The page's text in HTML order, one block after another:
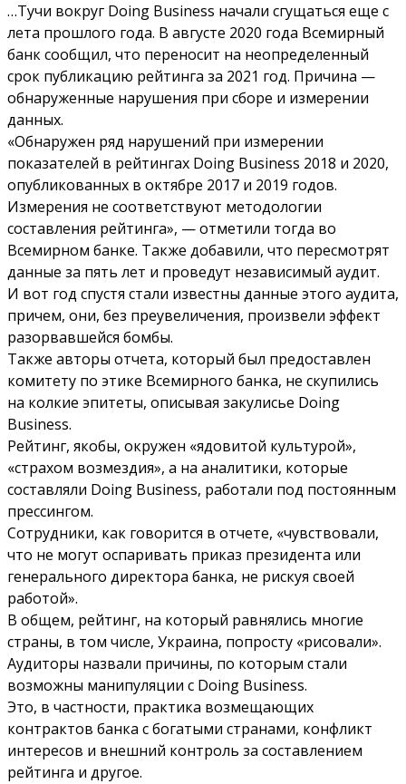
…Тучи вокруг Doing Business начали сгущаться еще с
лета прошлого года. В августе 2020 года Всемирный
банк сообщил, что переносит на неопределенный
срок публикацию рейтинга за 2021 год. Причина —
обнаруженные нарушения при сборе и измерении
данных.
«Обнаружен ряд нарушений при измерении
показателей в рейтингах Doing Business 2018 и 2020,
опубликованных в октябре 2017 и 2019 годов.
Измерения не соответствуют методологии
составления рейтинга», — отметили тогда во
Всемирном банке. Также добавили, что пересмотрят
данные за пять лет и проведут независимый аудит.
И вот год спустя стали известны данные этого аудита,
причем, они, без преувеличения, произвели эффект
разорвавшейся бомбы.
Также авторы отчета, который был предоставлен
комитету по этике Всемирного банка, не скупились
на колкие эпитеты, описывая закулисье Doing
Business.
Рейтинг, якобы, окружен «ядовитой культурой»,
«страхом возмездия», а на аналитики, которые
составляли Doing Business, работали под постоянным
прессингом.
Сотрудники, как говорится в отчете, «чувствовали,
что не могут оспаривать приказ президента или
генерального директора банка, не рискуя своей
работой».
В общем, рейтинг, на который равнялись многие
страны, в том числе, Украина, попросту «рисовали».
Аудиторы назвали причины, по которым стали
возможны манипуляции с Doing Business.
Это, в частности, практика возмещающих
контрактов банка с богатыми странами, конфликт
интересов и внешний контроль за составлением
рейтинга и другое.